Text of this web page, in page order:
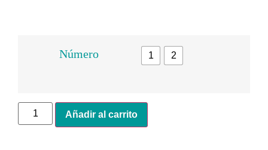
Número 1 2
Añadir al carrito